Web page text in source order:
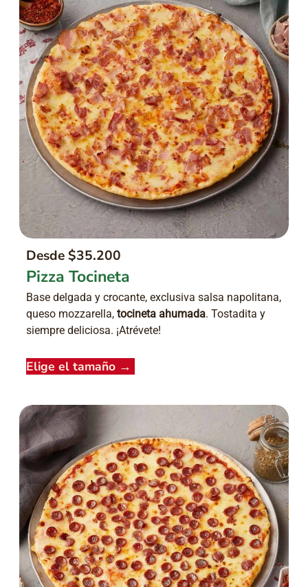
Desde $35.200
Pizza Tocineta
Base delgada y crocante, exclusiva salsa napolitana,
queso mozzarella, tocineta ahumada. Tostadita y
siempre deliciosa. ¡Atrévete!
Elige el tamaño →